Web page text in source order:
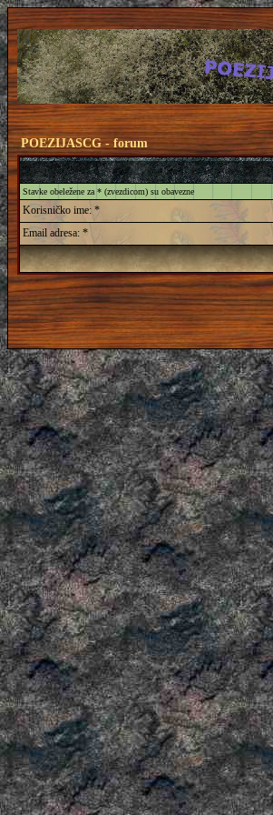
POEZIJASCG - forum
Stavke obeležene za * (zvezdicom) su obavezne
Korisničko ime: *
Email adresa: *